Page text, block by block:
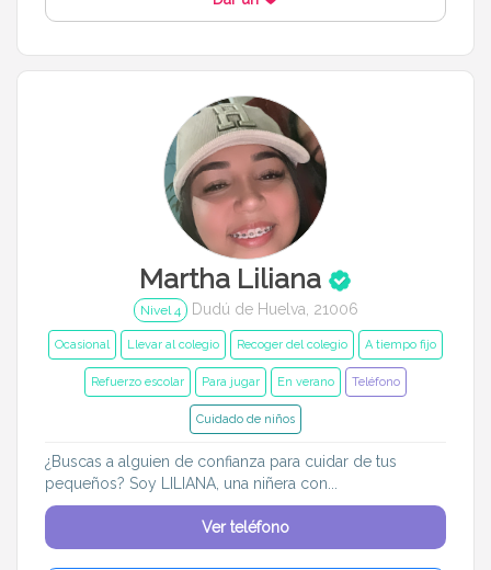
Martha Liliana
Nivel 4 Dudú de Huelva, 21006
Ocasional Llevar al colegio Recoger del colegio A tiempo fijo
Refuerzo escolar Para jugar En verano Teléfono
Cuidado de niños
¿Buscas a alguien de confianza para cuidar de tus
pequeños? Soy LILIANA, una niñera con...
Ver teléfono